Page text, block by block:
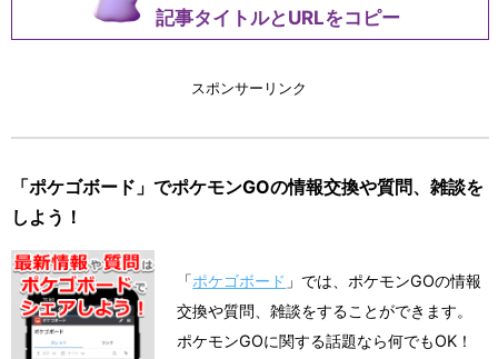
記事タイトルとURLをコピー
スポンサーリンク
「ポケゴボード」でポケモンGOの情報交換や質問、雑談を
しよう！
「ポケゴボード 」では、ポケモンGOの情報
交換や質問、雑談をすることができます。
ポケモンGOに関する話題なら何でもOK！